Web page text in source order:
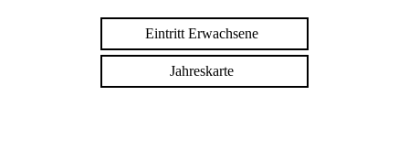
Eintritt Erwachsene
Jahreskarte